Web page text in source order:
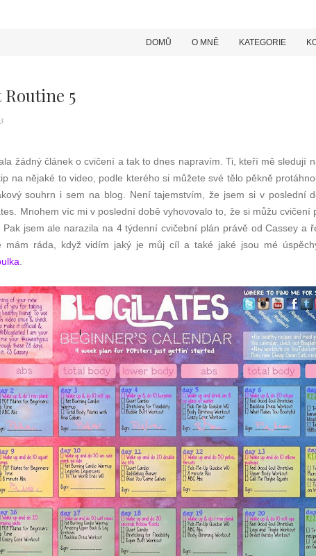
DOMŮ O MNĚ KATEGORIE
5
žádný článek o cvičení a tak to dnes napravím. Ti, kteří mě sledují
na nějaké to video, podle kterého si můžete své tělo pěkně
souhrn i sem na blog. Není tajemstvím, že jsem si v poslední
Mnohem víc mi v poslední době vyhovovalo to, že si můžu cvičení
jsem ale narazila na 4 týdenní cvičební plán právě od Cassey a
mám ráda, když vidím jaký je můj cíl a také jaké jsou mé